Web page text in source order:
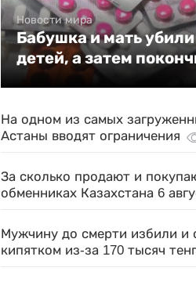
Новости мира
Бабушка и мать
детей, а затем
На одном из самых
Астаны вводят ограничения
За сколько продают и
обменниках Казахстана 6
Мужчину до смерти избили и
кипятком из-за 170 тысяч